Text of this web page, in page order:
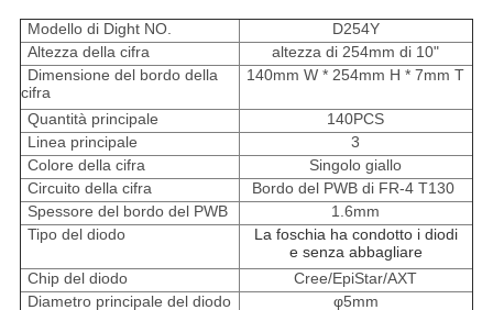
Modello di Dight NO.
D254Y
Altezza della cifra
altezza di 254mm di 10"
Dimensione del bordo della
cifra
140mm W * 254mm H * 7mm T
Quantità principale
140PCS
Linea principale
3
Colore della cifra
Singolo giallo
Circuito della cifra
Bordo del PWB di FR-4 T130
Spessore del bordo del PWB
1.6mm
Tipo del diodo
La foschia ha condotto i diodi
e senza abbagliare
Chip del diodo
Cree/EpiStar/AXT
Diametro principale del diodo
φ5mm